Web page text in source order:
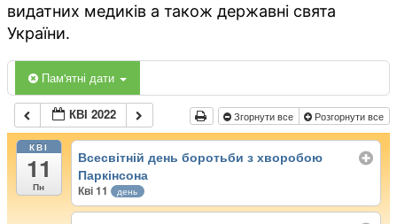
видатних медиків а також державні свята
України.
Пам'ятні дати
КВІ 2022 Згорнути все Розгорнути все
КВІ
11
Пн
Всесвітній день боротьби з хворобою
Паркінсона
Кві 11 день